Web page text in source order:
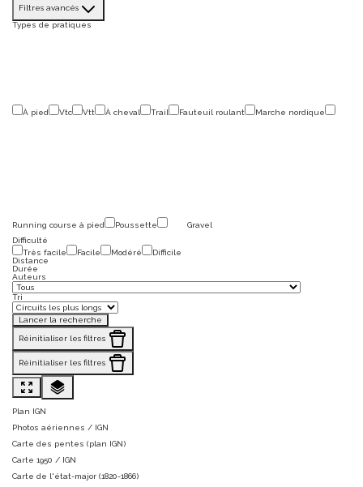
Filtres avancés
Types de pratiques
À pied Vtc Vtt À cheval Trail Fauteuil roulant Marche nordique
Running course à pied Poussette
Gravel
Difficulté
Très facile
Facile Modéré
Difficile
Distance
Durée
Auteurs
Tri
Lancer la recherche
Réinitialiser les filtres
Réinitialiser les filtres
Plan IGN
Photos aériennes / IGN
Carte des pentes (plan IGN)
Carte 1950 / IGN
Carte de l'état-major (1820-1866)